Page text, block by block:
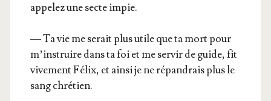
appe­lez une secte impie.
— Ta vie me serait plus utile que ta mort pour
m’ins­truire dans ta foi et me ser­vir de guide, fit
vive­ment Félix, et ain­si je ne répan­drais plus le
sang chrétien.